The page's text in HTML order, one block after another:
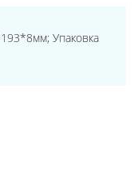
Упаковка